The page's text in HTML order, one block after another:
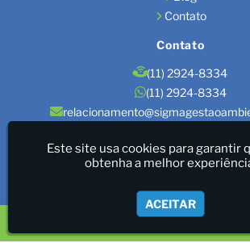
Contato
Contato
(11) 2924-8334
(11) 2924-8334
Localização
São Paulo / SP
Sigma Gestão Ambiental - LICENÇAS
DE RESÍDUOS/LAUDOS
Este site usa cookies para garantir
obtenha a melhor
ACEITAR